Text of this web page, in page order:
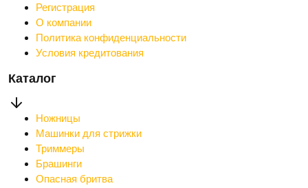
Регистрация
О компании
Политика конфиденциальности
Условия кредитования
Каталог
Ножницы
Машинки для стрижки
Триммеры
Брашинги
Опасная бритва